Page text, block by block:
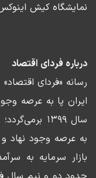
نمایشگاه کیش اینوکس
درباره فردای اقتصاد
رسانه «فردای
ایران پا به عرصه
سال ۱۳۹۹
به عرصه وجود نهاد
بازار سرمایه به